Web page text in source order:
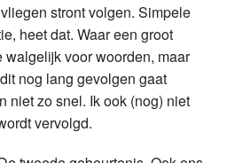
stront volgen. Simpele
heet dat. Waar een groot
walgelijk voor woorden, maar
nog lang gevolgen gaat
niet zo snel. Ik ook (nog) niet
vervolgd.